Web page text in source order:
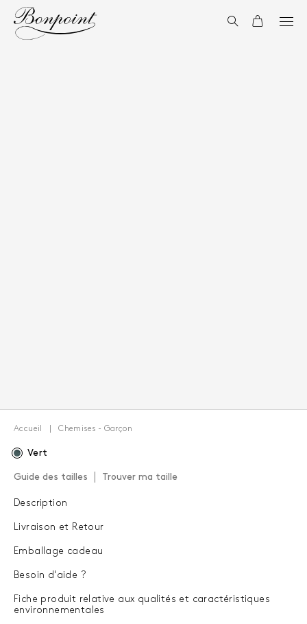
Aller directement au contenu
Recherche
Panier
Accueil Chemises - Garçon
Vert
Guide des tailles Trouver ma taille
Description
Livraison et Retour
Emballage cadeau
Besoin d'aide ?
Fiche produit relative aux qualités et caractéristiques
environnementales